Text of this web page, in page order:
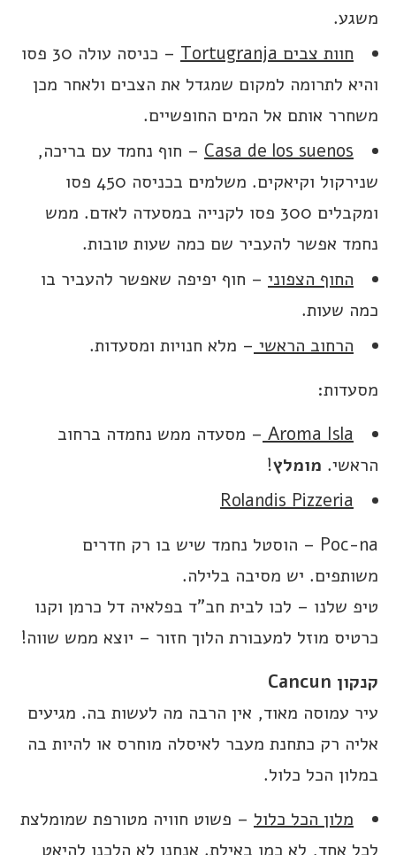
משגע.
חוות צבים Tortugranja
– כניסה עולה 30 פסו
והיא לתרומה למקום שמגדל את הצבים ולאחר מכן
משחרר אותם אל המים החופשיים.
Casa de los suenos – חוף נחמד עם בריכה,
שנירקול וקיאקים. משלמים בכניסה 450 פסו
ומקבלים 300 פסו לקנייה במסעדה לאדם. ממש
נחמד אפשר להעביר שם כמה שעות טובות.
החוף הצפוני – חוף יפיפה שאפשר להעביר בו
כמה שעות.
הרחוב הראשי – מלא חנויות ומסעדות.
מסעדות:
Aroma Isla – מסעדה ממש נחמדה ברחוב
הראשי. מומלץ!
Rolandis Pizzeria
Poc-na – הוסטל נחמד שיש בו רק חדרים
משותפים. יש מסיבה בלילה.
טיפ שלנו – לכו לבית חב”ד בפלאיה דל כרמן וקנו
כרטיס מוזל למעבורת הלוך חזור – יוצא ממש שווה!
קנקון Cancun
עיר עמוסה מאוד, אין הרבה מה לעשות בה. מגיעים
אליה רק כתחנת מעבר לאיסלה מוחרס או להיות בה
במלון הכל כלול.
מלון הכל כלול – פשוט חוויה מטורפת שמומלצת
לכל אחד, לא כמו באילת. אנחנו לא הלכנו להיאט